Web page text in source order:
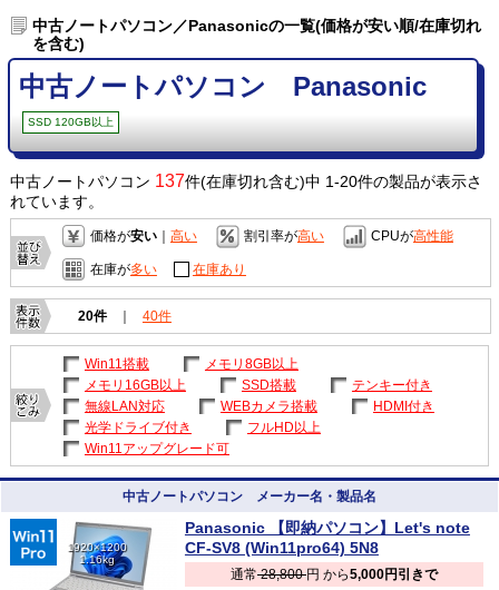
中古ノートパソコン／Panasonicの一覧(価格が安い順/在庫切れ
を含む)
中古ノートパソコン Panasonic
SSD 120GB以上
中古ノートパソコン 137件(在庫切れ含む)中 1-20件の製品が表示さ
れています。
価格が安い｜ 高い 割引率が高い CPUが高性能
在庫が多い 在庫あり
20件 ｜ 40件
Win11搭載
メモリ8GB以上
メモリ16GB以上
SSD搭載
テンキー付き
無線LAN対応
WEBカメラ搭載
HDMI付き
光学ドライブ付き
フルHD以上
Win11アップグレード可
中古ノートパソコン メーカー名・製品名
1920×1200
1.16kg
Panasonic 【即納パソコン】Let's note
CF-SV8 (Win11pro64) 5N8
通常28,800円 から5,000円引きで